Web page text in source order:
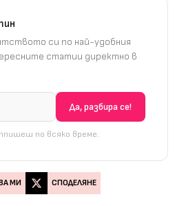
си по най-удобния
статии директно в
по всяко време.
МИ СПОДЕЛЯНЕ